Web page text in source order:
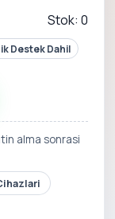
Stok: 0
Destek Dahil
alma sonrasi